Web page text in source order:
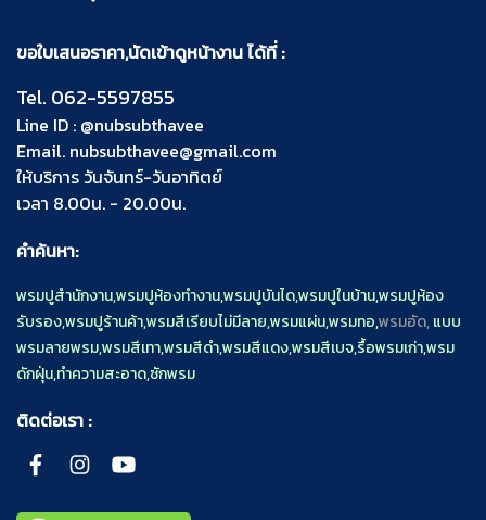
ขอใบเสนอราคา,นัดเข้าดูหน้างาน ได้ที่ :
Tel. 062-5597855
Line ID : @nubsubthavee
Email. nubsubthavee@gmail.com
ให้บริการ วันจันทร์-วันอาทิตย์
เวลา 8.00น. - 20.00น.
คำค้นหา:
พรมปูสำนักงาน,พรมปูห้องทำงาน,พรมปูบันได,พรมปูในบ้าน,พรมปูห้อง
รับรอง,พรมปูร้านค้า,พรมสีเรียบไม่มีลาย,พรมแผ่น,พรมทอ,พรมอัด,แบบ
พรมลายพรม,พรมสีเทา,พรมสีดำ,พรมสีแดง,พรมสีเบจ,รื้อพรมเก่า,พรม
ดักฝุ่น,ทำความสะอาด,ซักพรม
ติดต่อเรา :